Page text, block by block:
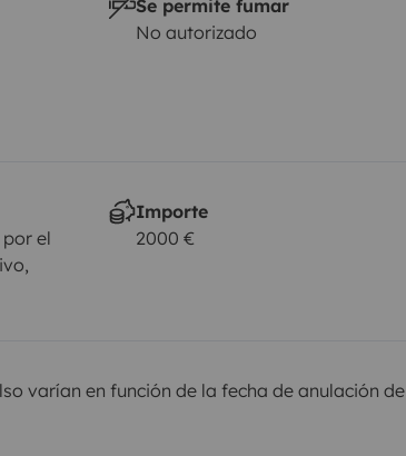
Se permite fumar
No autorizado
el
Importe
2000 €
varían en función de la fecha de anulación de